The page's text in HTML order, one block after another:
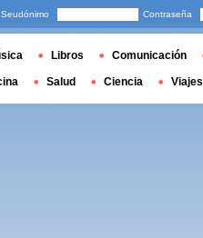
Seudónimo Contraseña
Libros Comunicación
Salud Ciencia Viajes